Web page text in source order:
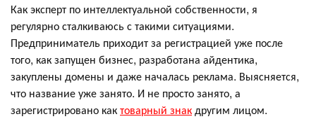
Как эксперт по интеллектуальной собственности, я
регулярно сталкиваюсь с такими ситуациями.
Предприниматель приходит за регистрацией уже после
того, как запущен бизнес, разработана айдентика,
закуплены домены и даже началась реклама. Выясняется,
что название уже занято. И не просто занято, а
зарегистрировано кактоварный знакдругим лицом.